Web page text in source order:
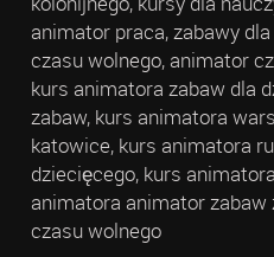
animator praca, zabawy
czasu wolnego, animator
kurs animatora zabaw dla
zabaw, kurs animatora
katowice, kurs animatora
dziecięcego, kurs
animatora animator
czasu wolnego